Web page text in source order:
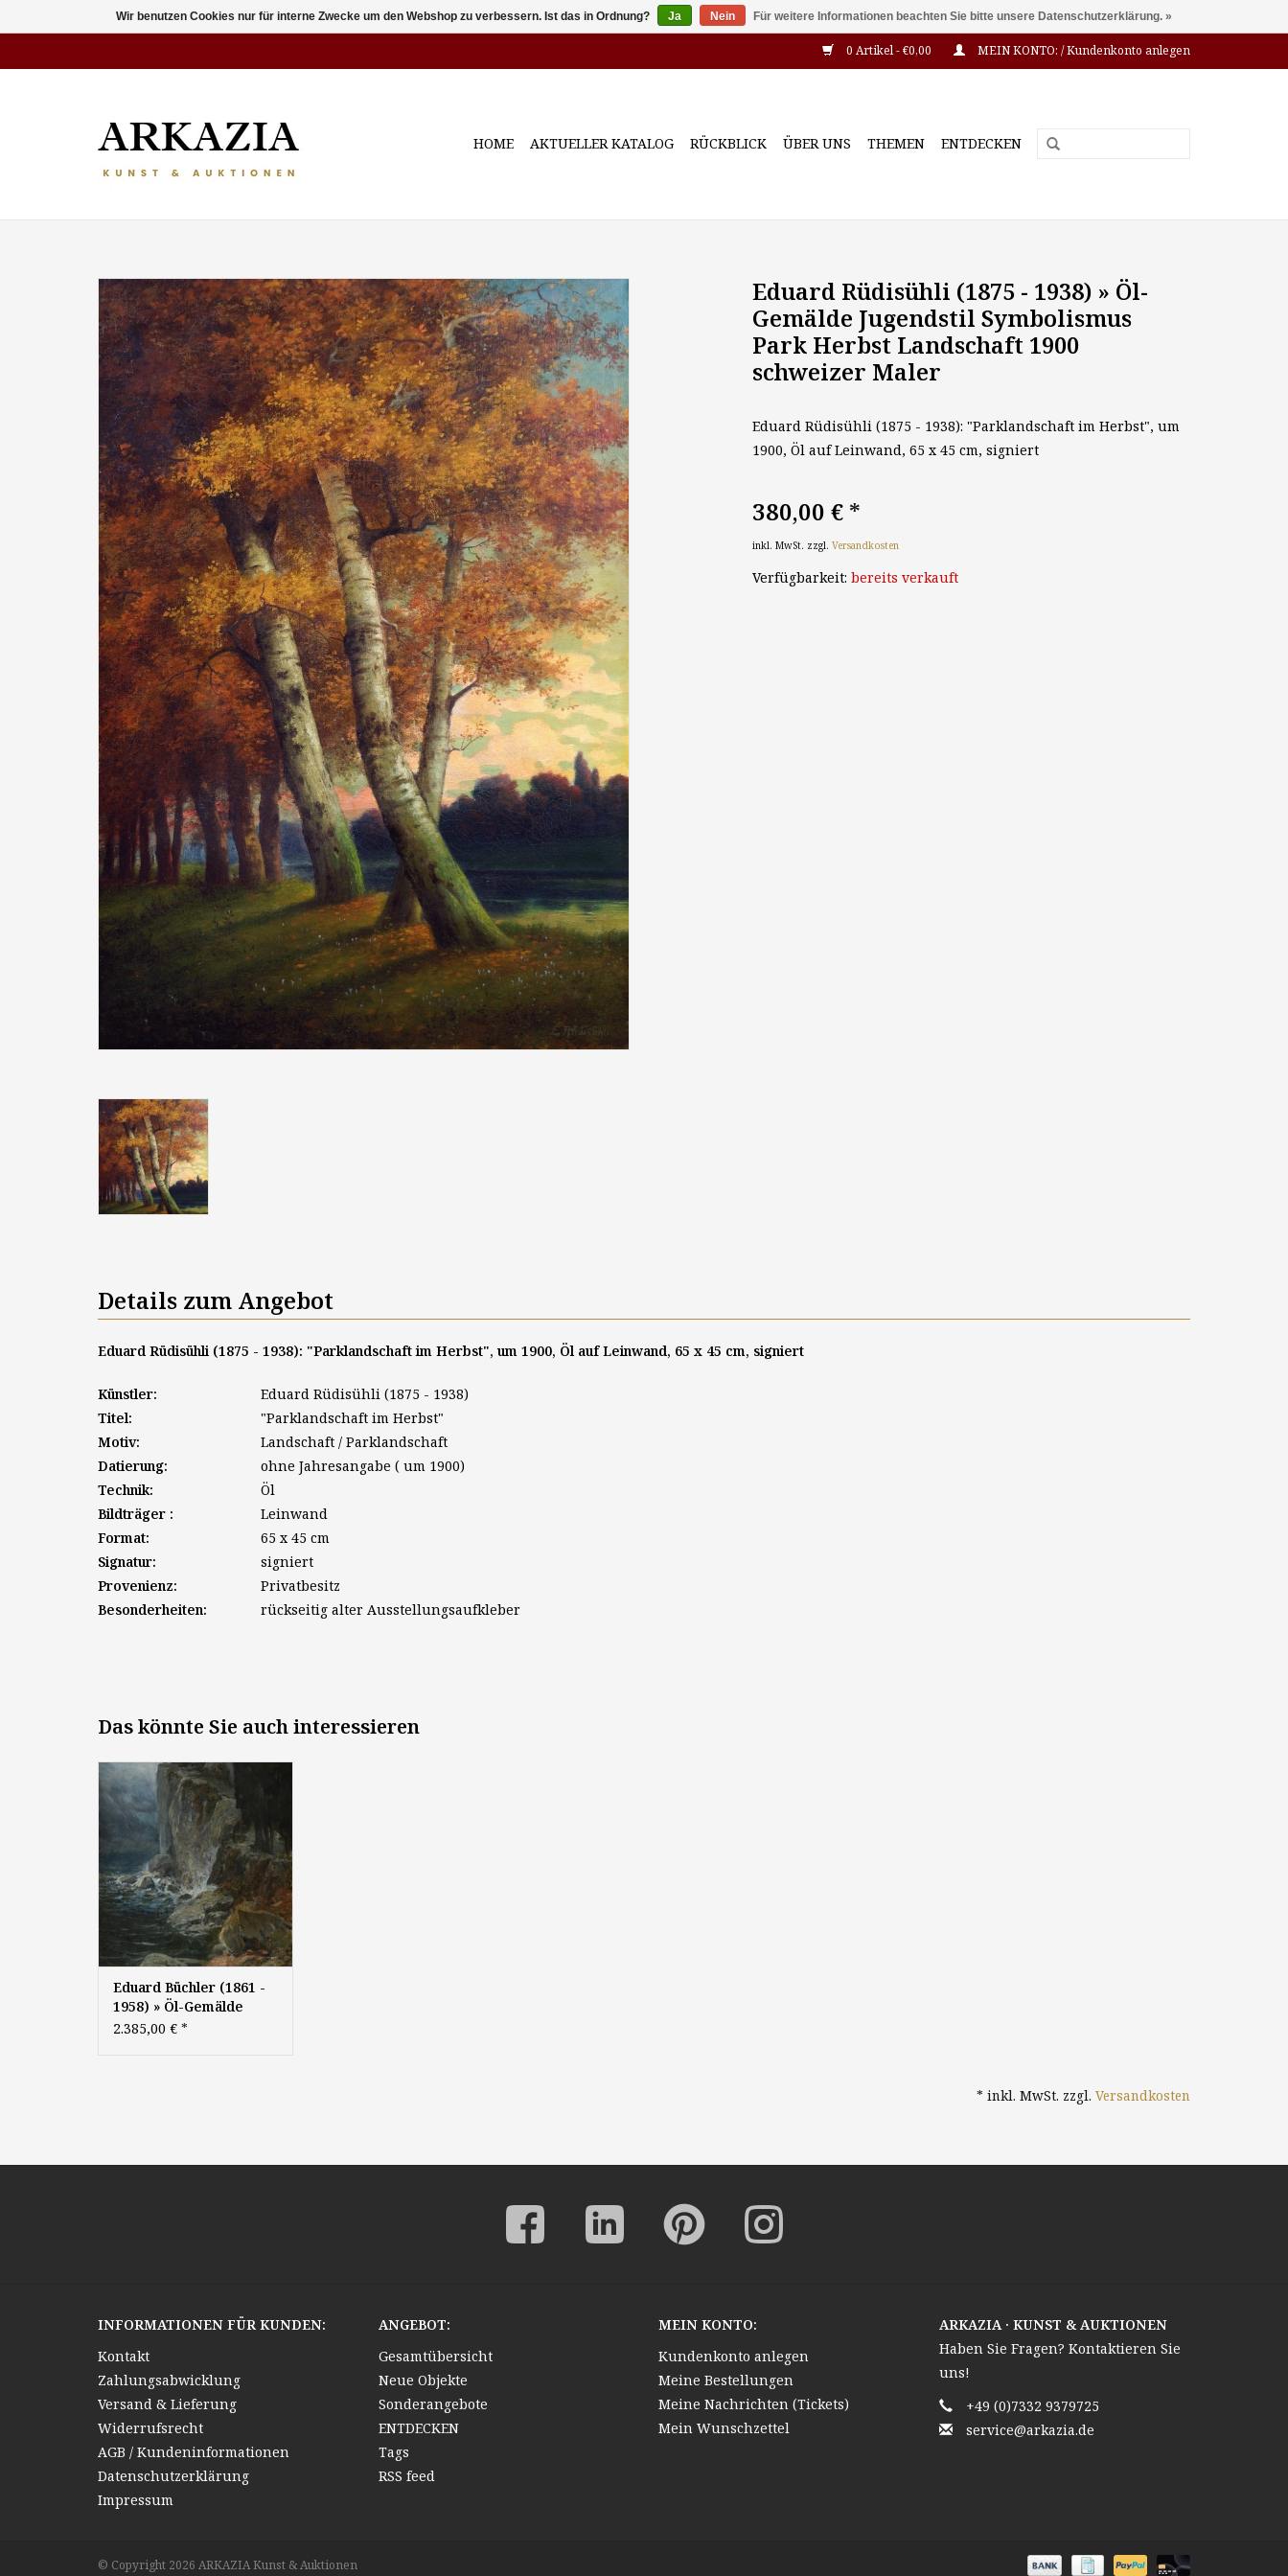
0 Artikel - €0,00 MEIN KONTO: / Kundenkonto anlegen
HOME AKTUELLER KATALOG RÜCKBLICK ÜBER UNS THEMEN ENTDECKEN
Eduard Rüdisühli (1875 - 1938) » Öl-
Gemälde Jugendstil Symbolismus
Park Herbst Landschaft 1900
schweizer Maler
Eduard Rüdisühli (1875 - 1938): "Parklandschaft im Herbst", um
1900, Öl auf Leinwand, 65 x 45 cm, signiert
380,00 € *
inkl. MwSt. zzgl. Versandkosten
Verfügbarkeit: bereits verkauft
Details zum Angebot
Eduard Rüdisühli (1875 - 1938): "Parklandschaft im Herbst", um 1900, Öl auf Leinwand, 65 x 45 cm, signiert
Künstler:
Eduard Rüdisühli (1875 - 1938)
Titel:
"Parklandschaft im Herbst"
Motiv:
Landschaft / Parklandschaft
Datierung:
ohne Jahresangabe ( um 1900)
Technik:
Öl
Bildträger :
Leinwand
Format:
65 x 45 cm
Signatur:
signiert
Provenienz:
Privatbesitz
Besonderheiten:
rückseitig alter Ausstellungsaufkleber
Das könnte Sie auch interessieren
Eduard Büchler (1861 - 1958):
"Klippen am Meer mit
Monopteros", 1915, Öl auf
Leinwand, 58 x 33,5 cm,
signiert
Eduard Büchler (1861 -
1958) » Öl-Gemälde
Jugendstil Symbolismus
2.385,00 € *
* inkl. MwSt. zzgl. Versandkosten
INFORMATIONEN FÜR KUNDEN:
Kontakt
Zahlungsabwicklung
Versand & Lieferung
Widerrufsrecht
AGB / Kundeninformationen
Datenschutzerklärung
Impressum
ANGEBOT:
Gesamtübersicht
Neue Objekte
Sonderangebote
ENTDECKEN
Tags
RSS feed
MEIN KONTO:
Kundenkonto anlegen
Meine Bestellungen
Meine Nachrichten (Tickets)
Mein Wunschzettel
ARKAZIA · KUNST & AUKTIONEN
Haben Sie Fragen? Kontaktieren Sie
uns!
+49 (0)7332 9379725
service@arkazia.de
© Copyright 2026 ARKAZIA Kunst & Auktionen
Wir benutzen Cookies nur für interne Zwecke um den Webshop zu verbessern. Ist das in Ordnung? Ja Nein Für weitere Informationen beachten Sie bitte unsere Datenschutzerklärung. »